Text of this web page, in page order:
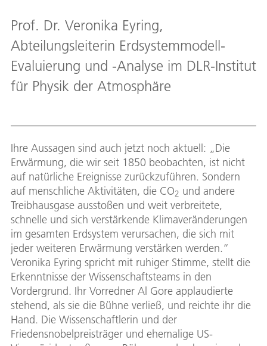
Prof. Dr. Veronika Eyring,
Abteilungsleiterin Erdsystemmodell-
Evaluierung und -Analyse im DLR-Institut
für Physik der Atmosphäre
Ihre Aussagen sind auch jetzt noch aktuell: „Die
Erwärmung, die wir seit 1850 beobachten, ist nicht
auf natürliche Ereignisse zurückzuführen. Sondern
auf menschliche Aktivitäten, die CO2 und andere
Treibhausgase ausstoßen und weit verbreitete,
schnelle und sich verstärkende Klimaveränderungen
im gesamten Erdsystem verursachen, die sich mit
jeder weiteren Erwärmung verstärken werden.“
Veronika Eyring spricht mit ruhiger Stimme, stellt die
Erkenntnisse der Wissenschaftsteams in den
Vordergrund. Ihr Vorredner Al Gore applaudierte
stehend, als sie die Bühne verließ, und reichte ihr die
Hand. Die Wissenschaftlerin und der
Friedensnobelpreisträger und ehemalige US-